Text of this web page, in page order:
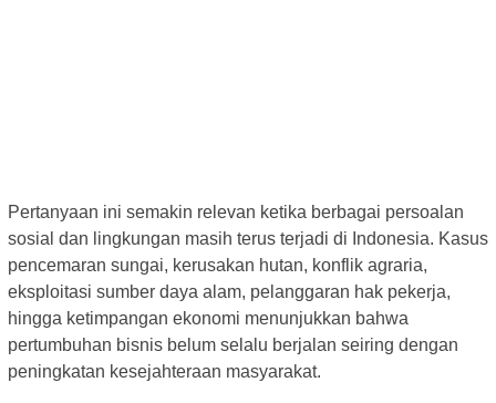
Pertanyaan ini semakin relevan ketika berbagai persoalan
sosial dan lingkungan masih terus terjadi di Indonesia. Kasus
pencemaran sungai, kerusakan hutan, konflik agraria,
eksploitasi sumber daya alam, pelanggaran hak pekerja,
hingga ketimpangan ekonomi menunjukkan bahwa
pertumbuhan bisnis belum selalu berjalan seiring dengan
peningkatan kesejahteraan masyarakat.